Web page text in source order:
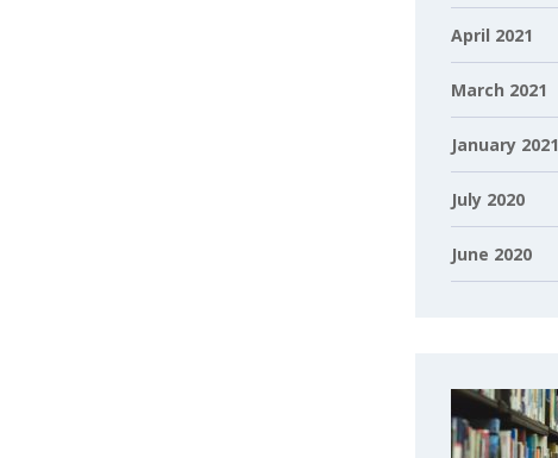
April 2021
March 2021
January 2021
July 2020
June 2020